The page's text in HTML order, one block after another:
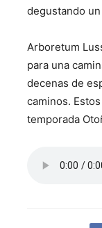
degustando
Arboretum
para una
decenas de
caminos.
temporada